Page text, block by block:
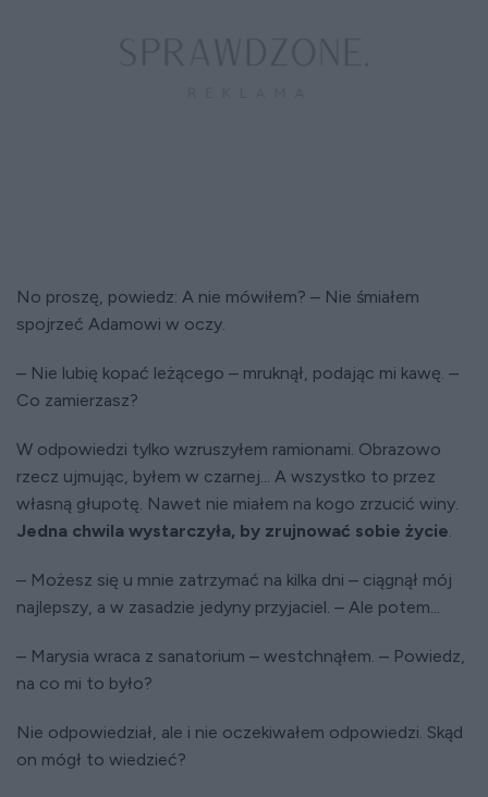
No proszę, powiedz: A nie mówiłem? – Nie śmiałem
spojrzeć Adamowi w oczy.
– Nie lubię kopać leżącego – mruknął, podając mi kawę. –
Co zamierzasz?
W odpowiedzi tylko wzruszyłem ramionami. Obrazowo
rzecz ujmując, byłem w czarnej... A wszystko to przez
własną głupotę. Nawet nie miałem na kogo zrzucić winy.
Jedna chwila wystarczyła, by zrujnować sobie życie.
– Możesz się u mnie zatrzymać na kilka dni – ciągnął mój
najlepszy, a w zasadzie jedyny przyjaciel. – Ale potem...
– Marysia wraca z sanatorium – westchnąłem. – Powiedz,
na co mi to było?
Nie odpowiedział, ale i nie oczekiwałem odpowiedzi. Skąd
on mógł to wiedzieć?